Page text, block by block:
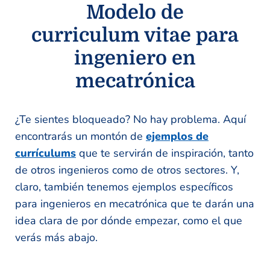
Modelo de
curriculum vitae para
ingeniero en
mecatrónica
¿Te sientes bloqueado? No hay problema. Aquí
encontrarás un montón de ejemplos de
currículums que te servirán de inspiración, tanto
de otros ingenieros como de otros sectores. Y,
claro, también tenemos ejemplos específicos
para ingenieros en mecatrónica que te darán una
idea clara de por dónde empezar, como el que
verás más abajo.